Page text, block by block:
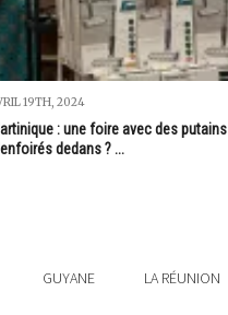
19TH, 2024
: une foire avec des putains
dedans ? ...
GUYANE LA RÉUNION